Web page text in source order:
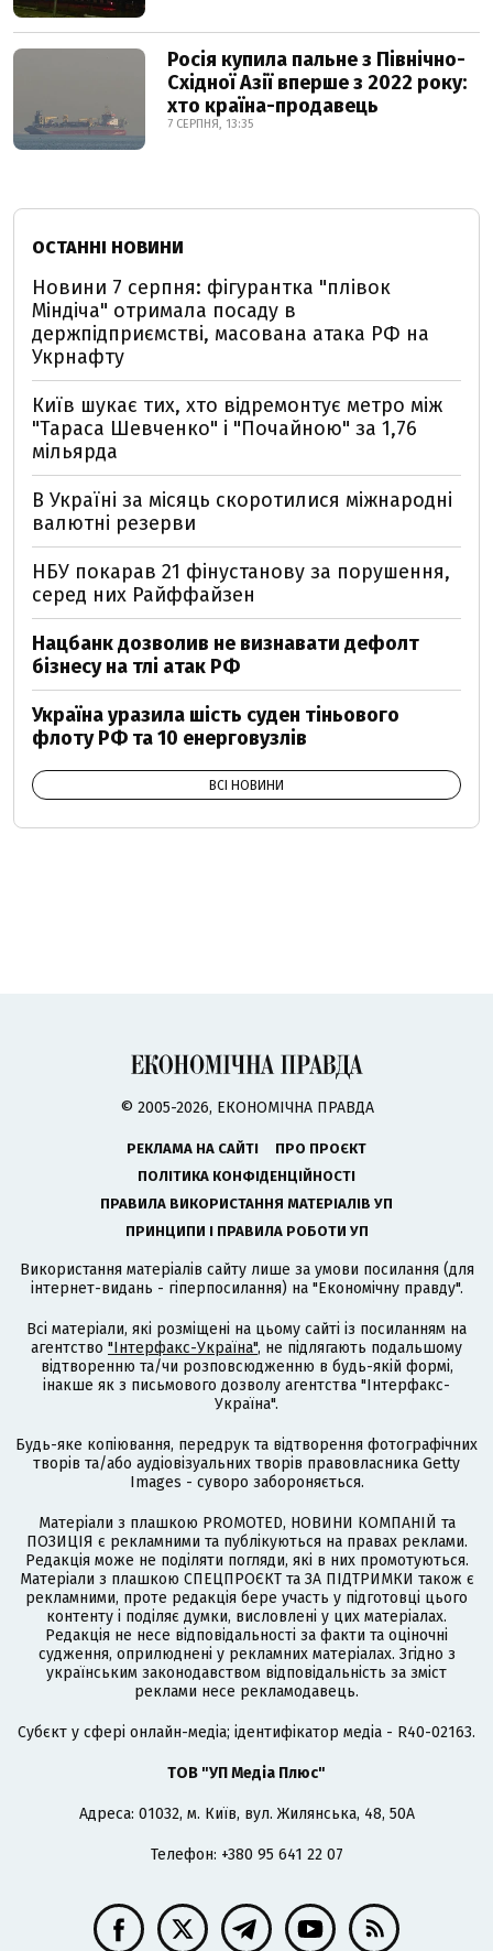
Росія купила пальне з Північно-
Східної Азії вперше з 2022 року:
хто країна-продавець
7 СЕРПНЯ, 13:35
ОСТАННІ НОВИНИ
Новини 7 серпня: фігурантка "плівок
Міндіча" отримала посаду в
держпідприємстві, масована атака РФ на
Укрнафту
Київ шукає тих, хто відремонтує метро між
"Тараса Шевченко" і "Почайною" за 1,76
мільярда
В Україні за місяць скоротилися міжнародні
валютні резерви
НБУ покарав 21 фінустанову за порушення,
серед них Райффайзен
Нацбанк дозволив не визнавати дефолт
бізнесу на тлі атак РФ
Україна уразила шість суден тіньового
флоту РФ та 10 енерговузлів
ВСІ НОВИНИ
© 2005-2026, ЕКОНОМІЧНА ПРАВДА
РЕКЛАМА НА САЙТІ
ПРО ПРОЄКТ
ПОЛІТИКА КОНФІДЕНЦІЙНОСТІ
ПРАВИЛА ВИКОРИСТАННЯ МАТЕРІАЛІВ УП
ПРИНЦИПИ І ПРАВИЛА РОБОТИ УП
Використання матеріалів сайту лише за умови посилання (для
інтернет-видань - гіперпосилання) на "Економічну правду".
Всі матеріали, які розміщені на цьому сайті із посиланням на
агентство "Інтерфакс-Україна", не підлягають подальшому
відтворенню та/чи розповсюдженню в будь-якій формі,
інакше як з письмового дозволу агентства "Інтерфакс-
Україна".
Будь-яке копіювання, передрук та відтворення фотографічних
творів та/або аудіовізуальних творів правовласника Getty
Images - суворо забороняється.
Матеріали з плашкою PROMOTED, НОВИНИ КОМПАНІЙ та
ПОЗИЦІЯ є рекламними та публікуються на правах реклами.
Редакція може не поділяти погляди, які в них промотуються.
Матеріали з плашкою СПЕЦПРОЄКТ та ЗА ПІДТРИМКИ також є
рекламними, проте редакція бере участь у підготовці цього
контенту і поділяє думки, висловлені у цих матеріалах.
Редакція не несе відповідальності за факти та оціночні
судження, оприлюднені у рекламних матеріалах. Згідно з
українським законодавством відповідальність за зміст
реклами несе рекламодавець.
Cубєкт у сфері онлайн-медіа; ідентифікатор медіа - R40-02163.
ТОВ "УП Медіа Плюс"
Адреса: 01032, м. Київ, вул. Жилянська, 48, 50А
Телефон: +380 95 641 22 07